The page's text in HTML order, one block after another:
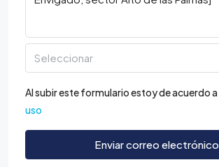
Seleccionar
Al subir este formulario estoy de acuerdo a
uso
Enviar correo electrónico